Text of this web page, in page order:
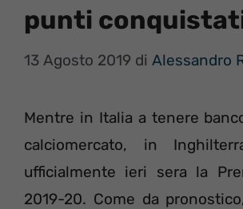
punti
13 Agosto 2019 di Alessandro
Mentre in Italia a tenere
calciomercato, in
ufficialmente ieri sera la
2019-20. Come da